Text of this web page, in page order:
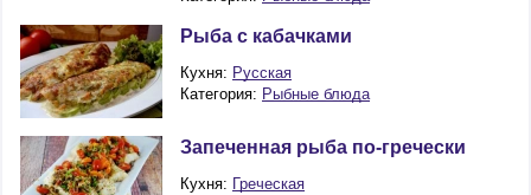
Рыба с кабачками
Кухня: Русская
Категория: Рыбные блюда
Запеченная рыба по-гречески
Кухня: Греческая